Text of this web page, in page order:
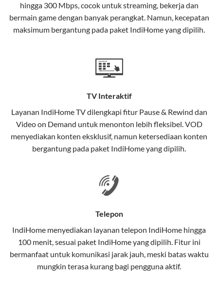
Selain internet, layanan IndiHome juga mencakup TV
interaktif (IndiHome TV) dan telepon rumah dalam
satu paket.
Teknologi di Balik WiFi IndiHome
Wifi IndiHome menggunakan teknologi Fiber To The
menggunakan kabel serat optik hingga ke rumah
pelanggan. Teknologi ini memiliki beberapa
keunggulan:
Kecepatan Tinggi
dibandingkan kabel tembaga atau DSL.
elektromagnetik, sehingga koneksi tetap lancar.
Latensi Rendah
Cocok untuk aktivitas yang membutuhkan koneksi
hingga 300 Mbps, cocok untuk streaming, bekerja dan
bermain game dengan banyak perangkat. Namun, kecepatan
maksimum bergantung pada paket IndiHome yang dipilih.
TV Interaktif
Layanan IndiHome TVdilengkapi fitur Pause & Rewind dan
Video on Demand untuk menonton lebih fleksibel. VOD
menyediakan konten eksklusif, namun ketersediaan konten
bergantung pada paket IndiHome yang dipilih.
Telepon
IndiHome menyediakan layanan telepon IndiHome hingga
100 menit, sesuai paket IndiHome yang dipilih. Fitur ini
bermanfaat untuk komunikasi jarak jauh, meski batas waktu
mungkin terasa kurang bagi pengguna aktif.